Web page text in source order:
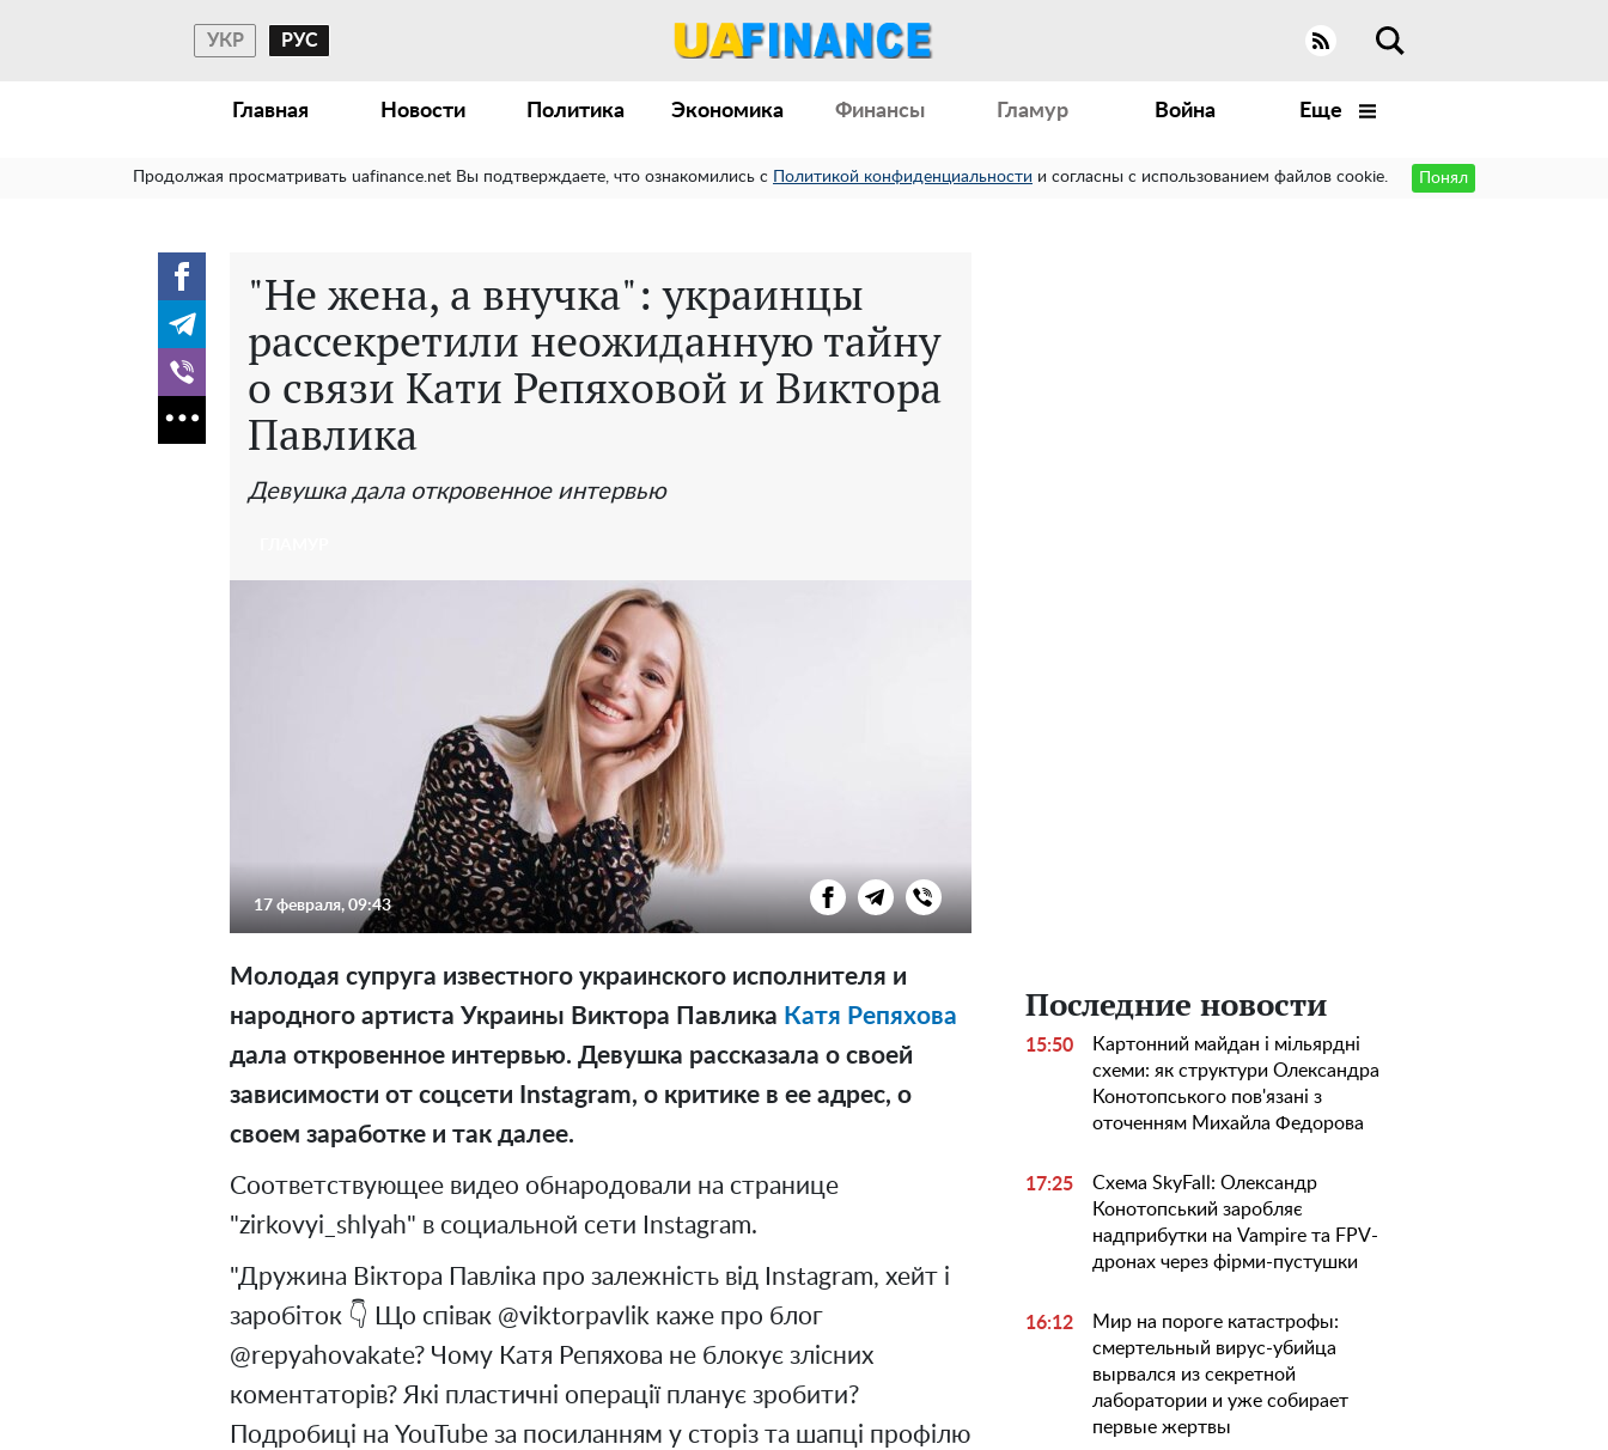
УКР РУС
Главная Новости Политика Экономика Финансы Гламур Война Еще
Продолжая просматривать uafinance.net Вы подтверждаете, что ознакомились с Политикой конфиденциальности и согласны с использованием файлов cookie. Понял
"Не жена, а внучка": украинцы
рассекретили неожиданную тайну
о связи Кати Репяховой и Виктора
Павлика
Девушка дала откровенное интервью
17 февраля, 09:43
Молодая супруга известного украинского исполнителя и
народного артиста Украины Виктора Павлика Катя Репяхова
дала откровенное интервью. Девушка рассказала о своей
зависимости от соцсети
Instagram, о критике в ее адрес, о
своем заработке и так далее.
Соответствующее видео обнародовали на странице
"zirkovyi_shlyah" в социальной сети Instagram.
"Дружина Віктора Павліка про залежність від Instagram, хейт і
заробіток 👇 Що співак @viktorpavlik каже про блог
@repyahovakate? Чому Катя Репяхова не блокує злісних
коментаторів? Які пластичні операції планує зробити?
Подробиці на YouTube за посиланням у сторіз та шапці профілю
Последние новости
15:50
Картонний майдан і мільярдні
схеми: як структури Олександра
Конотопського пов'язані з
оточенням Михайла Федорова
17:25
Схема SkyFall: Олександр
Конотопський заробляє
надприбутки на Vampire та FPV-
дронах через фірми-пустушки
16:12
Мир на пороге катастрофы:
смертельный вирус-убийца
вырвался из секретной
лаборатории и уже собирает
первые жертвы